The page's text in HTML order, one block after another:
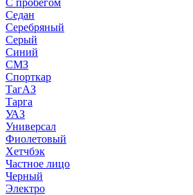
Седан
Серебряный
Серый
Синий
СМЗ
Спорткар
ТагАЗ
Тарга
УАЗ
Универсал
Фиолетовый
Хетчбэк
Частное лицо
Черный
Электро